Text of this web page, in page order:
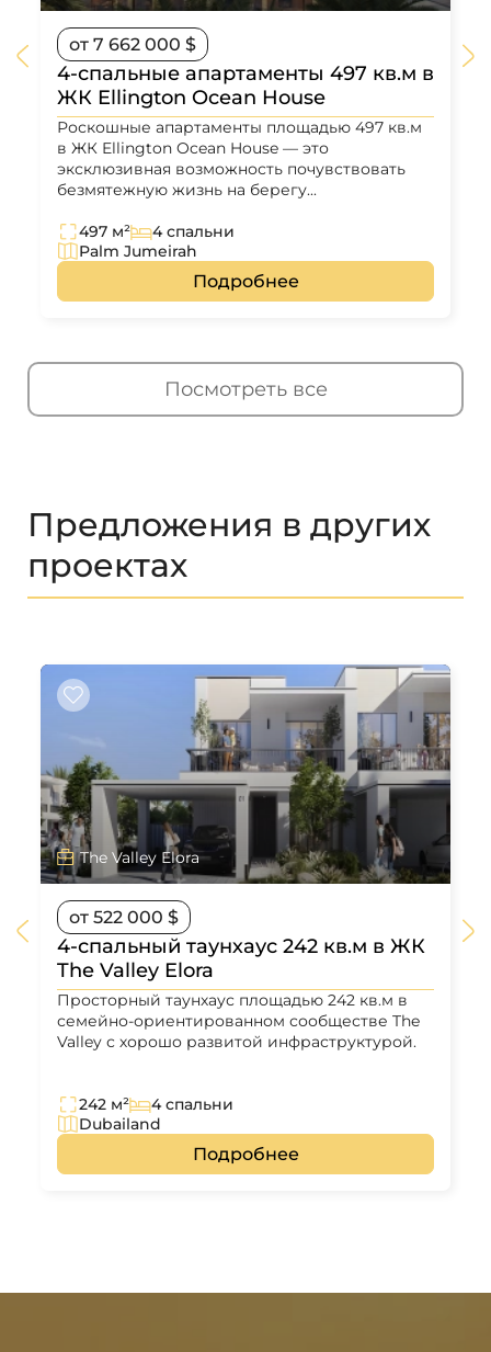
от 7 662 000 $
4-спальные апартаменты 497 кв.м в
ЖК Ellington Ocean House
Роскошные апартаменты площадью 497 кв.м
в ЖК Ellington Ocean House — это
эксклюзивная возможность почувствовать
безмятежную жизнь на берегу...
497 м²
4 спальни
Palm Jumeirah
Подробнее
Посмотреть все
Предложения в других
проектах
The Valley Elora
от 522 000 $
4-спальный таунхаус 242 кв.м в ЖК
The Valley Elora
Просторный таунхаус площадью 242 кв.м в
семейно-ориентированном сообществе The
Valley с хорошо развитой инфраструктурой.
242 м²
4 спальни
Dubailand
Подробнее